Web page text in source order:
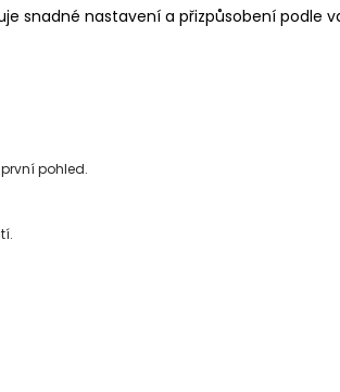
snadné nastavení a přizpůsobení podle
první pohled.